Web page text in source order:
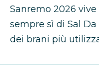
Sanremo 2026
sempre sì di Sal
dei brani più